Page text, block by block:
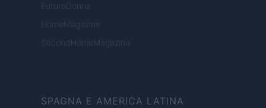
FuturoDonna
HomeMagazine
SecondHomeMagazine
SPAGNA E AMERICA LATINA